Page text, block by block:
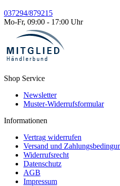
037294/879215
Mo-Fr, 09:00 - 17:00 Uhr
Shop Service
Newsletter
Muster-Widerrufsformular
Informationen
Vertrag widerrufen
Versand und
Widerrufsrecht
Datenschutz
AGB
Impressum